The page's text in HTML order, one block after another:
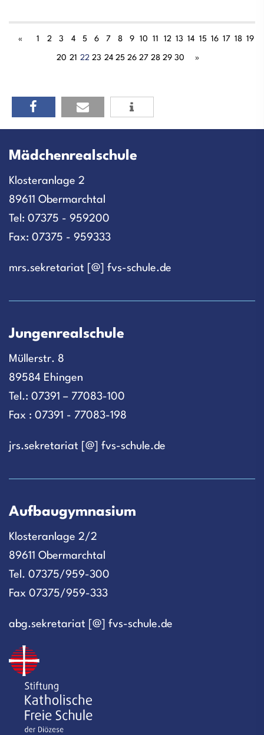
« 1 2 3 4 5 6 7 8 9 10 11 12 13 14 15 16 17 18 19
20 21 22 23 24 25 26 27 28 29 30 »
Mädchenrealschule
Klosteranlage 2
89611 Obermarchtal
Tel: 07375 - 959200
Fax: 07375 - 959333
mrs.sekretariat [@] fvs-schule.de
Jungenrealschule
Müllerstr. 8
89584 Ehingen
Tel.: 07391 – 77083-100
Fax : 07391 - 77083-198
jrs.sekretariat [@] fvs-schule.de
Aufbaugymnasium
Klosteranlage 2/2
89611 Obermarchtal
Tel. 07375/959-300
Fax 07375/959-333
abg.sekretariat [@] fvs-schule.de